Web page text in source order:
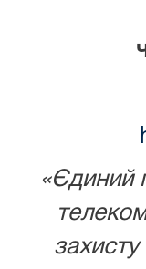
«Єдиний
захисту